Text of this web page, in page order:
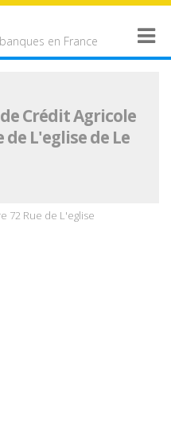
en France
Crédit Agricole
de L'eglise de Le
72 Rue de L'eglise